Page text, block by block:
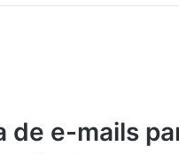
de e-mails